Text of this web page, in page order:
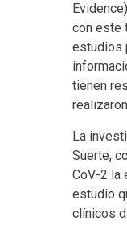
con este
estudios
tienen
La
Suerte,
CoV-2 la
estudio
clínicos